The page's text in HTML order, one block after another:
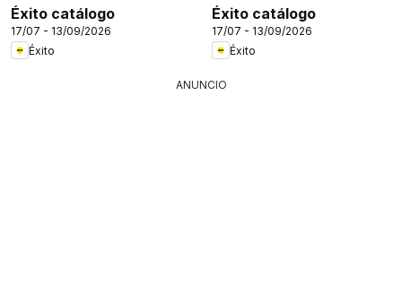
Éxito catálogo
17/07 - 13/09/2026
Éxito
Éxito catálogo
17/07 - 13/09/2026
Éxito
ANUNCIO